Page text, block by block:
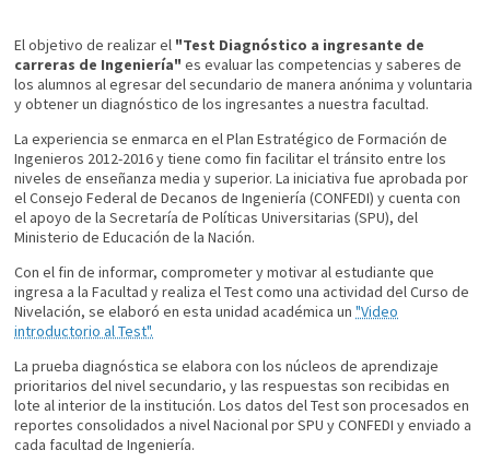
El objetivo de realizar el "Test Diagnóstico a ingresante de
carreras de Ingeniería"es evaluar las competencias y saberes de
los alumnos al egresar del secundario de manera anónima y voluntaria
y obtener un diagnóstico de los ingresantes a nuestra facultad.
La experiencia se enmarca en el Plan Estratégico de Formación de
Ingenieros 2012-2016 y tiene como fin facilitar el tránsito entre los
niveles de enseñanza media y superior. La iniciativa fue aprobada por
el Consejo Federal de Decanos de Ingeniería (CONFEDI) y cuenta con
el apoyo de la Secretaría de Políticas Universitarias (SPU), del
Ministerio de Educación de la Nación.
Con el fin de informar, comprometer y motivar al estudiante que
ingresa a la Facultad y realiza el Test como una actividad del Curso de
Nivelación, se elaboró en esta unidad académica un"Video
introductorio al Test".
La prueba diagnóstica se elabora con los núcleos de aprendizaje
prioritarios del nivel secundario, y las respuestas son recibidas en
lote al interior de la institución. Los datos del Test son procesados en
reportes consolidados a nivel Nacional por SPU y CONFEDI y enviado a
cada facultad de Ingeniería.